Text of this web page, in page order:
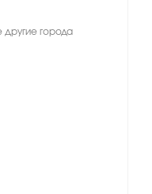
другие города